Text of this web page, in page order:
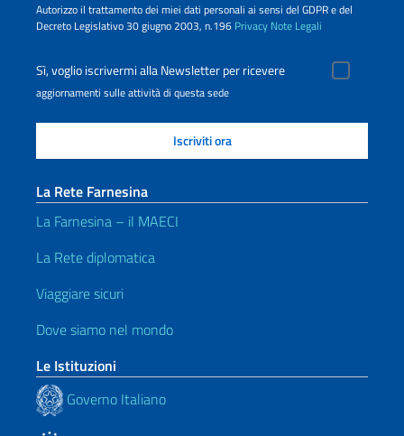
Autorizzo il trattamento dei miei dati personali ai sensi del GDPR e del
Decreto Legislativo 30 giugno 2003, n.196 Privacy Note Legali
Sì, voglio iscrivermi alla Newsletter per ricevere
aggiornamenti sulle attività di questa sede
La Rete Farnesina
La Farnesina – il MAECI
La Rete diplomatica
Viaggiare sicuri
Dove siamo nel mondo
Le Istituzioni
Governo Italiano